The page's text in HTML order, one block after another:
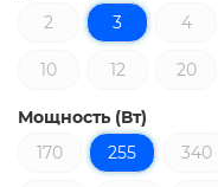
2
3 4
10 12 20
Мощность (Вт)
170
255 340